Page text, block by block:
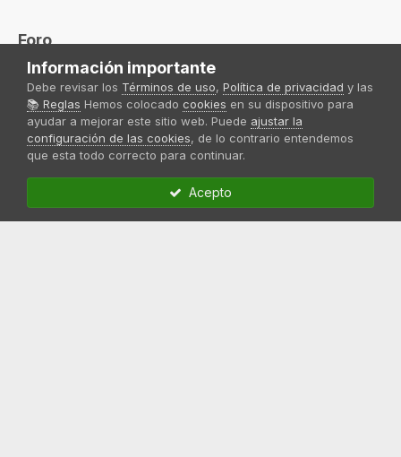
Foro
Privacidad
Cookies
Contacto
Normas del foro
Sweet Seeds®
Información importante
Debe revisar los Términos de uso, Política de privacidad y las
📚 Reglas Hemos colocado cookies en su dispositivo para
ayudar a mejorar este sitio web. Puede ajustar la
configuración de las cookies, de lo contrario entendemos
que esta todo correcto para continuar.
Acepto